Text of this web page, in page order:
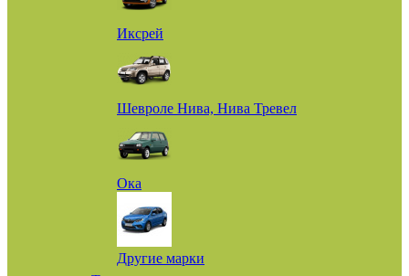
Иксрей
Шевроле Нива, Нива Тревел
Ока
Другие марки